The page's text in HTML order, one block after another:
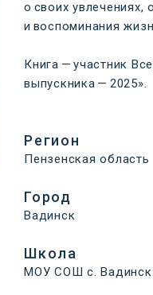
о своих
и воспоминания
Книга — участник
выпускника — 2025».
Регион
Пензенская область
Город
Вадинск
Школа
МОУ СОШ с. Вадинск